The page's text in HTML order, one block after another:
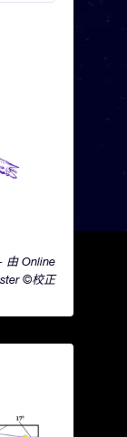
由 Online
©校正